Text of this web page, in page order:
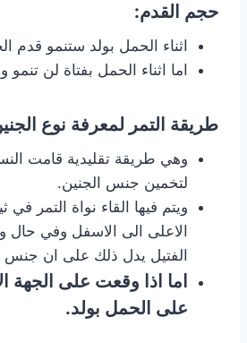
حجم القدم:
اثناء الحمل بولد ستنمو قدم
اما اثناء الحمل بفتاة لن
طريقة التمر لمعرفة نوع
وهي طريقة تقليدية قامت
لتخمين جنس الجنين.
ويتم فيها القاء نواة التمر
الاعلى الى الاسفل وفي حال
الفتيل يدل ذلك على ان جنس
اما اذا وقعت على الجهة
على الحمل بولد.